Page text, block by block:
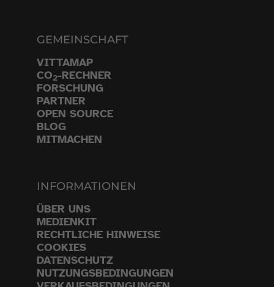
GEMEINSCHAFT
VITTAMAP
CO2-RECHNER
FORSCHUNG
PARTNER
OPEN SOURCE
BLOG
MITMACHEN
INFORMATIONEN
ÜBER UNS
MEDIENKIT
RECHTLICHE HINWEISE
COOKIES
DATENSCHUTZ
NUTZUNGSBEDINGUNGEN